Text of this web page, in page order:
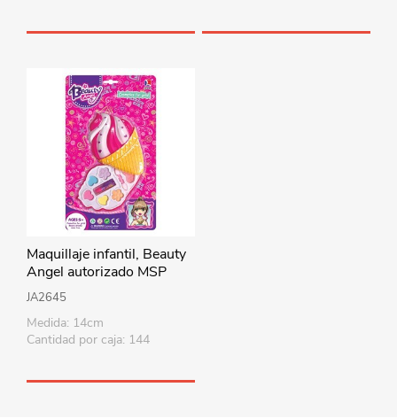
Maquillaje infantil, Beauty
Angel autorizado MSP
JA2645
Medida: 14cm
Cantidad por caja: 144